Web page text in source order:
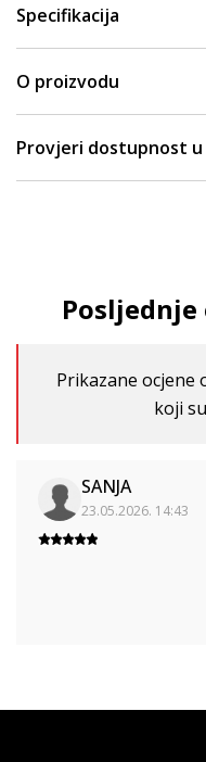
Specifikacija
O proizvodu
Provjeri dostupnost
Prikazane ocjene
koji
SANJA
23.05.2026. 14:43